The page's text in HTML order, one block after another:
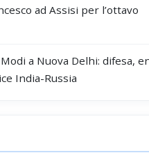
ad Assisi per l’ottavo
a Nuova Delhi: difesa,
India-Russia